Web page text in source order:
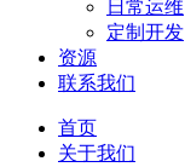
日常运维
定制开发
资源
联系我们
首页
关于我们